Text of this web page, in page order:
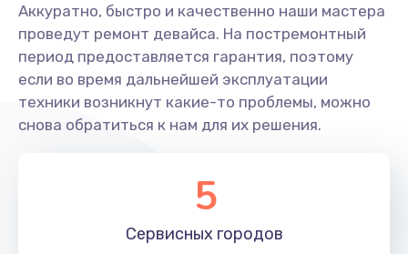
Замена оси квадрокоптера Visuo
1400 руб.
Заказать
Замена корпуса
Заказать
Переборка квадрокоптера Visuo
Аккуратно, быстро и качественно наши мастера
проведут ремонт девайса. На постремонтный
период предоставляется гарантия, поэтому
если во время дальнейшей эксплуатации
техники возникнут какие-то проблемы, можно
снова обратиться к нам для их решения.
5
Сервисных городов